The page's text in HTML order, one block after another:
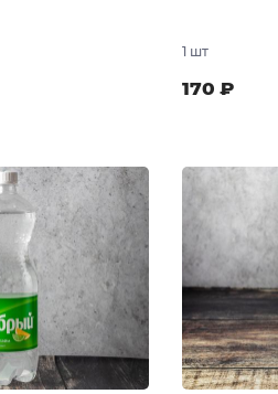
1 шт
170 ₽